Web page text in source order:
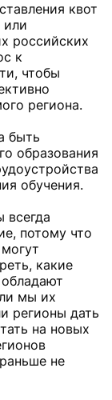
квот
или
российских
к
чтобы
региона.
быть
образования
обучения.
всегда
потому что
какие
мы их
регионы дать
на новых
не